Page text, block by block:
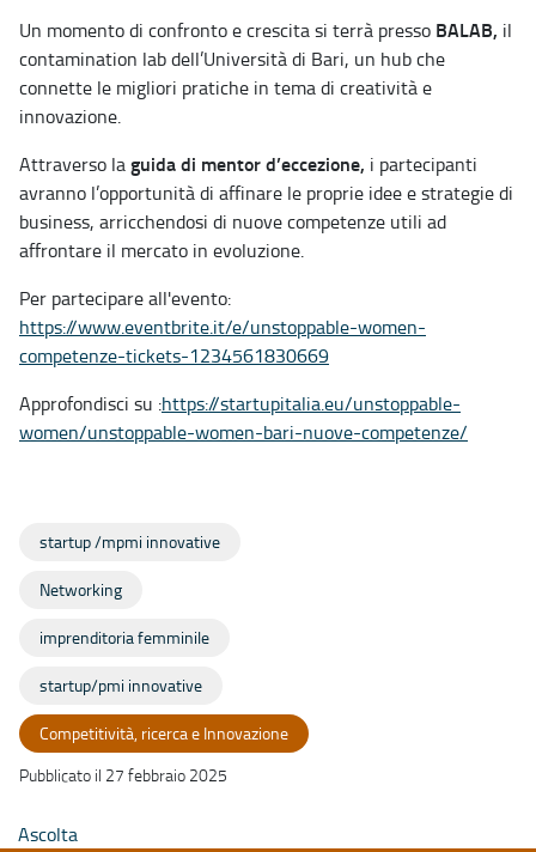
Un momento di confronto e crescita si terrà presso BALAB, il
contamination lab dell’Università di Bari, un hub che
connette le migliori pratiche in tema di creatività e
innovazione.
Attraverso laguida di mentor d’eccezione, i partecipanti
avranno l’opportunità di affinare le proprie idee e strategie di
business, arricchendosi di nuove competenze utili ad
affrontare il mercato in evoluzione.
Per partecipare all'evento:
https://www.eventbrite.it/e/unstoppable-women-
competenze-tickets-1234561830669
Approfondisci su :https://startupitalia.eu/unstoppable-
women/unstoppable-women-bari-nuove-competenze/
startup /mpmi innovative
Networking
imprenditoria femminile
startup/pmi innovative
Competitività, ricerca e Innovazione
Pubblicato il 27 febbraio 2025
Ascolta